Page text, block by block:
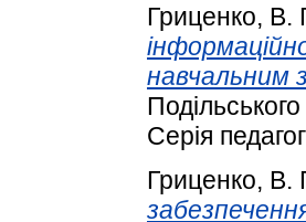
Гриценко, В.
навчальним
Серія
Гриценко, В.